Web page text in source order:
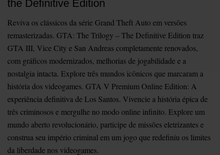
the Definitive Edition
Reviva os clássicos da série Grand Theft Auto em versões
remasterizadas. GTA: The Trilogy – The Definitive Edition traz
GTA III, Vice City e San Andreas completamente renovados,
com gráficos modernizados, melhorias de jogabilidade e a
nostalgia intacta. Explore três mundos icônicos que marcaram a
história dos videogames. GTA V Premium Online Edition: A
experiência definitiva de Los Santos. Vivencie a história épica de
três criminosos e mergulhe no modo online infinito. Explore um
mundo aberto revolucionário, participe de missões eletrizantes e
construa seu império criminal em um jogo que redefiniu os limites
da liberdade nos videogames.